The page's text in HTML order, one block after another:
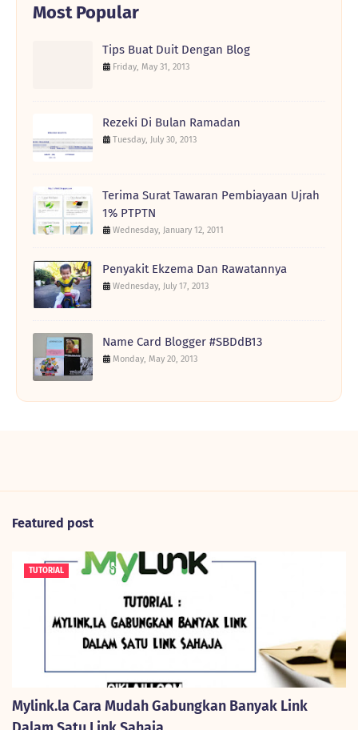
Most Popular
Tips Buat Duit Dengan Blog
Friday, May 31, 2013
Rezeki Di Bulan Ramadan
Tuesday, July 30, 2013
Terima Surat Tawaran Pembiayaan Ujrah
1% PTPTN
Wednesday, January 12, 2011
Penyakit Ekzema Dan Rawatannya
Wednesday, July 17, 2013
Name Card Blogger #SBDdB13
Monday, May 20, 2013
Featured post
TUTORIAL
Mylink.la Cara Mudah Gabungkan Banyak Link